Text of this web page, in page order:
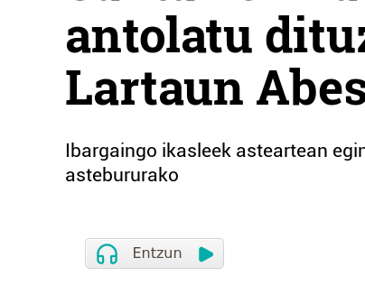
antolatu
Lartaun
Ibargaingo ikasleek asteartean
astebururako